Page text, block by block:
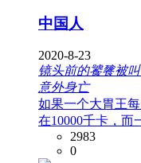
中国人
2020-8-23
镜头前的饕餮被
意外身亡
如果一个大胃王
在10000千卡，而
2983
0